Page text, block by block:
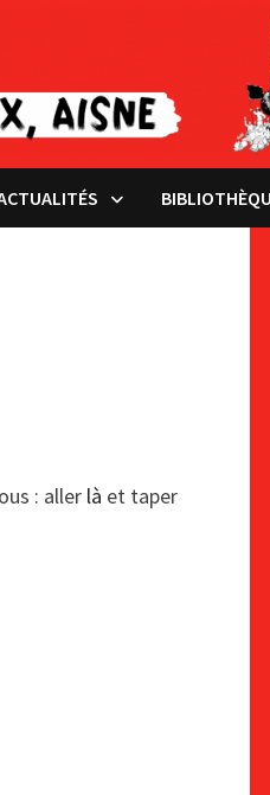
: aller là et taper